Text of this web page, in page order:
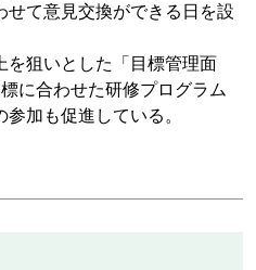
せて意見交換ができる日を設
狙いとした「目標管理面
に合わせた研修プログラム
加も促進している。